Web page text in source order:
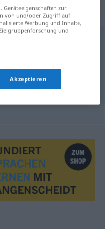
Detail,Glied,Baustein
,Punkt,Teil
Geräteeigenschaften zur
von und/oder Zugriff auf
Werbung und Inhalte,
und
Akzeptieren